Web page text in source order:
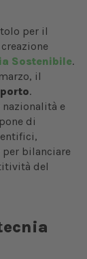
per il
Sostenibile.
il
.
e
di
bilanciare
del